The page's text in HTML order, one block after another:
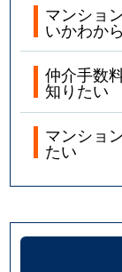
マンショ
いかわか
仲介手数
知りたい
マンショ
たい